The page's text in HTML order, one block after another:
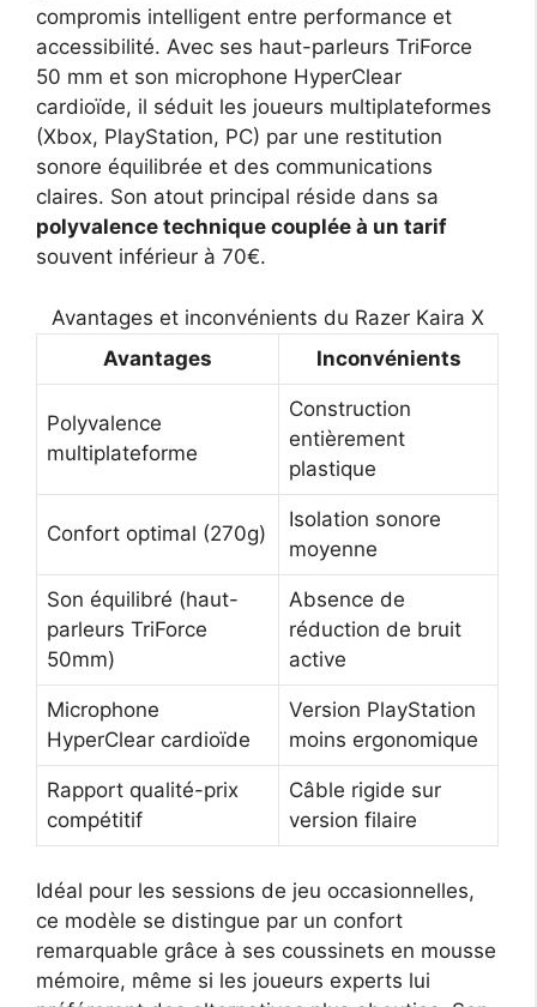
compromis intelligent entre performance et
accessibilité. Avec ses haut-parleurs TriForce
50 mm et son microphone HyperClear
cardioïde, il séduit les joueurs multiplateformes
(Xbox, PlayStation, PC) par une restitution
sonore équilibrée et des communications
claires. Son atout principal réside dans sa
polyvalence technique couplée à un tarif
souvent inférieur à 70€.
Avantages et inconvénients du Razer Kaira X
Avantages
Inconvénients
Polyvalence
multiplateforme
Construction
entièrement
plastique
Confort optimal (270g)
Isolation sonore
moyenne
Son équilibré (haut-
parleurs TriForce
50mm)
Absence de
réduction de bruit
active
Microphone
HyperClear cardioïde
Version PlayStation
moins ergonomique
Rapport qualité-prix
compétitif
Câble rigide sur
version filaire
Idéal pour les sessions de jeu occasionnelles,
ce modèle se distingue par un confort
remarquable grâce à ses coussinets en mousse
mémoire, même si les joueurs experts lui